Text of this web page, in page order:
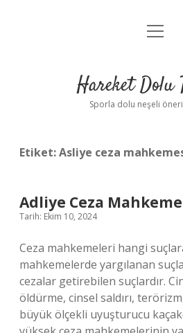
Anasayfa
Yasal
menüyü
Hareket Dolu
Sporla dolu neşeli
Etiket:Asliye ceza
Adliye Ceza
Tarih: Ekim 10, 2024
Ceza mahkemeleri hangi
mahkemelerde yargılanan
cezalar getirebilen suçlardır.
öldürme, cinsel saldırı,
büyük ölçekli uyuşturucu